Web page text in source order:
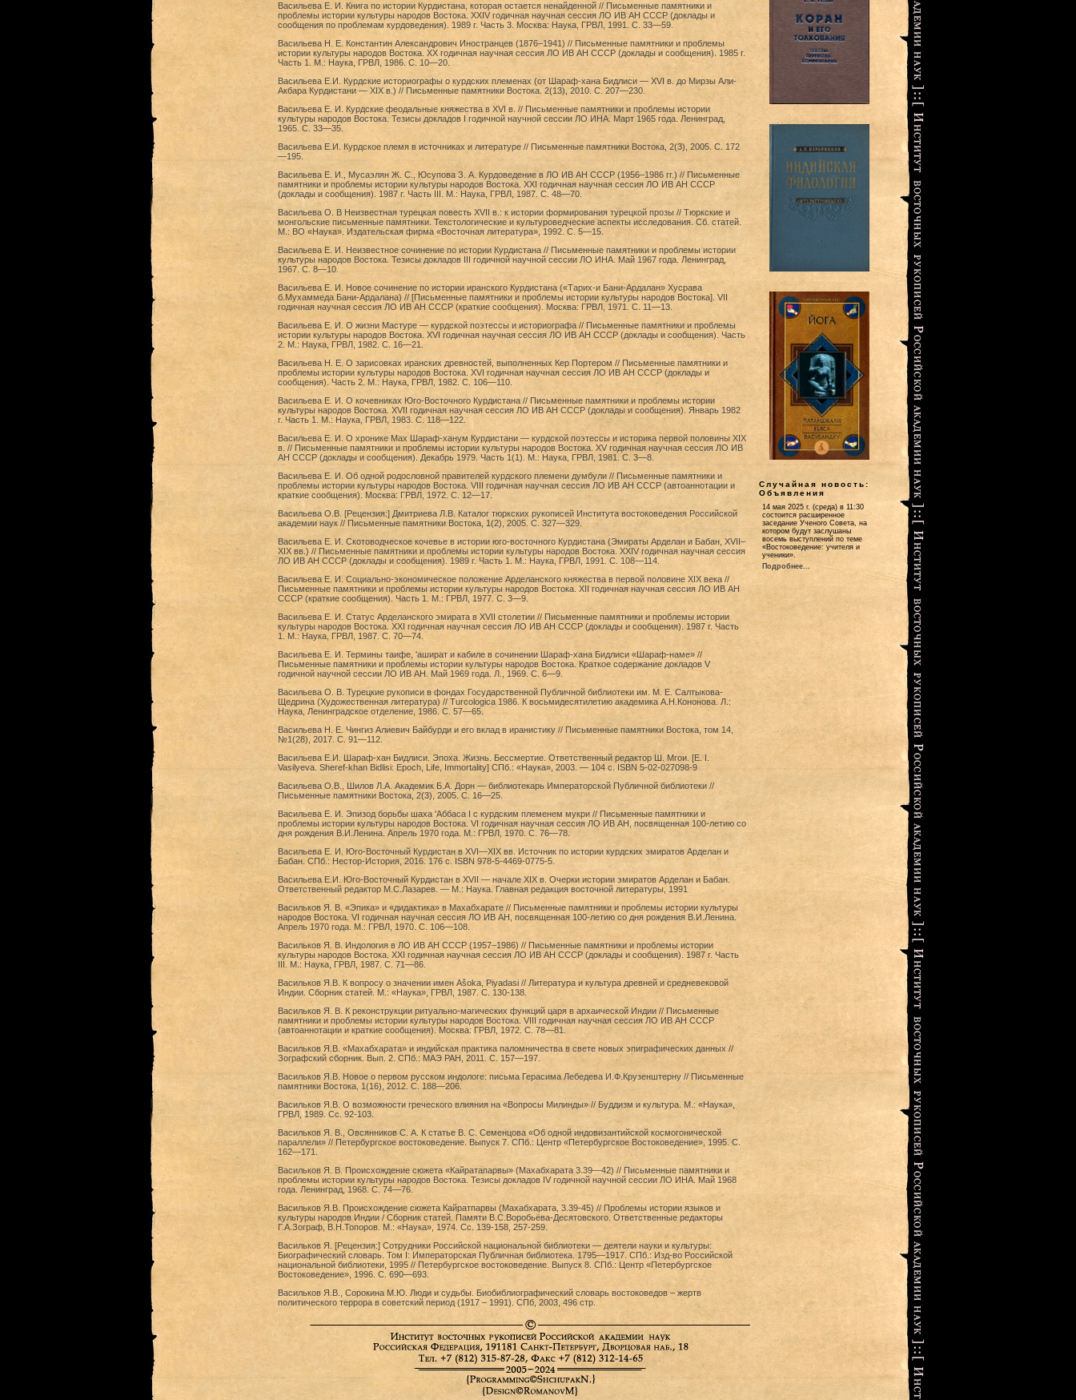
Васильева Е. И. Книга по истории Курдистана, которая остается ненайденной // Письменные памятники и
проблемы истории культуры народов Востока. XXIV годичная научная сессия ЛО ИВ АН СССР (доклады и
сообщения по проблемам курдоведения). 1989 г. Часть 3. Москва: Наука, ГРВЛ, 1991. С. 33—59.
Васильева Н. Е. Константин Александрович Иностранцев (1876–1941) // Письменные памятники и проблемы
истории культуры народов Востока. XX годичная научная сессия ЛО ИВ АН СССР (доклады и сообщения). 1985 г.
Часть 1. М.: Наука, ГРВЛ, 1986. С. 10—20.
Васильева Е.И. Курдские историографы о курдских племенах (от Шараф-хана Бидлиси — XVI в. до Мирзы Али-
Акбара Курдистани — XIX в.) // Письменные памятники Востока. 2(13), 2010. С. 207—230.
Васильева Е. И. Курдские феодальные княжества в XVI в. // Письменные памятники и проблемы истории
культуры народов Востока. Тезисы докладов I годичной научной сессии ЛО ИНА. Март 1965 года. Ленинград,
1965. С. 33—35.
Васильева Е.И. Курдское племя в источниках и литературе // Письменные памятники Востока, 2(3), 2005. С. 172
—195.
Васильева Е. И., Мусаэлян Ж. С., Юсупова З. А. Курдоведение в ЛО ИВ АН СССР (1956–1986 гг.) // Письменные
памятники и проблемы истории культуры народов Востока. XXI годичная научная сессия ЛО ИВ АН СССР
(доклады и сообщения). 1987 г. Часть III. М.: Наука, ГРВЛ, 1987. С. 48—70.
Васильева О. В Неизвестная турецкая повесть XVII в.: к истории формирования турецкой прозы // Тюркские и
монгольские письменные памятники. Текстологические и культуроведческие аспекты исследования. Сб. статей.
М.: ВО «Наука». Издательская фирма «Восточная литература», 1992. С. 5—15.
Васильева Е. И. Неизвестное сочинение по истории Курдистана // Письменные памятники и проблемы истории
культуры народов Востока. Тезисы докладов III годичной научной сессии ЛО ИНА. Май 1967 года. Ленинград,
1967. C. 8—10.
Васильева Е. И. Новое сочинение по истории иранского Курдистана («Тарих-и Бани-Ардалан» Хусрава
б.Мухаммеда Бани-Ардалана) // [Письменные памятники и проблемы истории культуры народов Востока]. VII
годичная научная сессия ЛО ИВ АН СССР (краткие сообщения). Москва: ГРВЛ, 1971. С. 11—13.
Васильева Е. И. О жизни Мастуре — курдской поэтессы и историографа // Письменные памятники и проблемы
истории культуры народов Востока. XVI годичная научная сессия ЛО ИВ АН СССР (доклады и сообщения). Часть
2. М.: Наука, ГРВЛ, 1982. С. 16—21.
Васильева Н. Е. О зарисовках иранских древностей, выполненных Кер Портером // Письменные памятники и
проблемы истории культуры народов Востока. XVI годичная научная сессия ЛО ИВ АН СССР (доклады и
сообщения). Часть 2. М.: Наука, ГРВЛ, 1982. С. 106—110.
Васильева Е. И. О кочевниках Юго-Восточного Курдистана // Письменные памятники и проблемы истории
культуры народов Востока. XVII годичная научная сессия ЛО ИВ АН СССР (доклады и сообщения). Январь 1982
г. Часть 1. М.: Наука, ГРВЛ, 1983. С. 118—122.
Васильева Е. И. О хронике Мах Шараф-ханум Курдистани — курдской поэтессы и историка первой половины XIX
в. // Письменные памятники и проблемы истории культуры народов Востока. XV годичная научная сессия ЛО ИВ
АН СССР (доклады и сообщения). Декабрь 1979. Часть 1(1). М.: Наука, ГРВЛ, 1981. С. 3—8.
Васильева Е. И. Об одной родословной правителей курдского племени думбули // Письменные памятники и
проблемы истории культуры народов Востока. VIII годичная научная сессия ЛО ИВ АН СССР (автоаннотации и
краткие сообщения). Москва: ГРВЛ, 1972. С. 12—17.
Васильева О.В. [Рецензия:] Дмитриева Л.В. Каталог тюркских рукописей Института востоковедения Российской
академии наук // Письменные памятники Востока, 1(2), 2005. С. 327—329.
Васильева Е. И. Скотоводческое кочевье в истории юго-восточного Курдистана (Эмираты Арделан и Бабан, ХVII–
XIX вв.) // Письменные памятники и проблемы истории культуры народов Востока. XXIV годичная научная сессия
ЛО ИВ АН СССР (доклады и сообщения). 1989 г. Часть 1. М.: Наука, ГРВЛ, 1991. С. 108—114.
Васильева Е. И. Социально-экономическое положение Арделанского княжества в первой половине XIX века //
Письменные памятники и проблемы истории культуры народов Востока. XII годичная научная сессия ЛО ИВ АН
СССР (краткие сообщения). Часть 1. М.: ГРВЛ, 1977. С. 3—9.
Васильева Е. И. Статус Арделанского эмирата в XVII столетии // Письменные памятники и проблемы истории
культуры народов Востока. XXI годичная научная сессия ЛО ИВ АН СССР (доклады и сообщения). 1987 г. Часть
1. М.: Наука, ГРВЛ, 1987. С. 70—74.
Васильева Е. И. Термины таифе, 'ашират и кабиле в сочинении Шараф-хана Бидлиси «Шараф-наме» //
Письменные памятники и проблемы истории культуры народов Востока. Краткое содержание докладов V
годичной научной сессии ЛО ИВ АН. Май 1969 года. Л., 1969. C. 6—9.
Васильева О. В. Турецкие рукописи в фондах Государственной Публичной библиотеки им. M. Е. Салтыкова-
Щедрина (Художественная литература) // Turcologica 1986. К восьмидесятилетию академика А.Н.Кононова. Л.:
Наука, Ленинградское отделение, 1986. С. 57—65.
Васильева Н. Е. Чингиз Алиевич Байбурди и его вклад в иранистику // Письменные памятники Востока, том 14,
№1(28), 2017. С. 91—112.
Васильева Е.И. Шараф-хан Бидлиси. Эпоха. Жизнь. Бессмертие. Ответственный редактор Ш. Мгои. [E. I.
Vasilyeva. Sheref-khan Bidlisi: Epoch, Life, Immortality] СПб.: «Наука», 2003. — 104 с. ISBN 5-02-027098-9
Васильева О.В., Шилов Л.А. Академик Б.А. Дорн — библиотекарь Императорской Публичной библиотеки //
Письменные памятники Востока, 2(3), 2005. С. 16—25.
Васильева Е. И. Эпизод борьбы шаха 'Аббаса I с курдским племенем мукри // Письменные памятники и
проблемы истории культуры народов Востока. VI годичная научная сессия ЛО ИВ АН, посвященная 100-летию со
дня рождения В.И.Ленина. Апрель 1970 года. М.: ГРВЛ, 1970. C. 76—78.
Васильева Е. И. Юго-Восточный Курдистан в XVI—XIX вв. Источник по истории курдских эмиратов Арделан и
Бабан. СПб.: Нестор-История, 2016. 176 c. ISBN 978-5-4469-0775-5.
Васильева Е.И. Юго-Восточный Курдистан в XVII — начале XIX в. Очерки истории эмиратов Арделан и Бабан.
Ответственный редактор М.С.Лазарев. — М.: Наука. Главная редакция восточной литературы, 1991
Васильков Я. В. «Эпика» и «дидактика» в Махабхарате // Письменные памятники и проблемы истории культуры
народов Востока. VI годичная научная сессия ЛО ИВ АН, посвященная 100-летию со дня рождения В.И.Ленина.
Апрель 1970 года. М.: ГРВЛ, 1970. C. 106—108.
Васильков Я. В. Индология в ЛО ИВ АН СССР (1957–1986) // Письменные памятники и проблемы истории
культуры народов Востока. XXI годичная научная сессия ЛО ИВ АН СССР (доклады и сообщения). 1987 г. Часть
III. М.: Наука, ГРВЛ, 1987. С. 71—86.
Васильков Я.В. К вопросу о значении имен Аšoka, Piyadasi // Литература и культура древней и средневековой
Индии. Сборник статей. М.: «Наука», ГРВЛ, 1987. С. 130-138.
Васильков Я. В. К реконструкции ритуально-магических функций царя в архаической Индии // Письменные
памятники и проблемы истории культуры народов Востока. VIII годичная научная сессия ЛО ИВ АН СССР
(автоаннотации и краткие сообщения). Москва: ГРВЛ, 1972. С. 78—81.
Васильков Я.В. «Махабхарата» и индийская практика паломничества в свете новых эпиграфических данных //
Зографский сборник. Вып. 2. СПб.: МАЭ РАН, 2011. С. 157—197.
Васильков Я.В. Новое о первом русском индологе: письма Герасима Лебедева И.Ф.Крузенштерну // Письменные
памятники Востока, 1(16), 2012. С. 188—206.
Васильков Я.В. О возможности греческого влияния на «Вопросы Милинды» // Буддизм и культура. М.: «Наука»,
ГРВЛ, 1989. Сс. 92-103.
Васильков Я. В., Овсянников C. А. К статье В. С. Семенцова «Об одной индовизантийской космогонической
параллели» // Петербургское востоковедение. Выпуск 7. СПб.: Центр «Петербургское Востоковедение», 1995. С.
162—171.
Васильков Я. В. Происхождение сюжета «Кайратапарвы» (Махабхарата 3.39—42) // Письменные памятники и
проблемы истории культуры народов Востока. Тезисы докладов IV годичной научной сессии ЛО ИНА. Май 1968
года. Ленинград, 1968. C. 74—76.
Васильков Я.В. Происхождение сюжета Кайратпарвы (Махабхарата, 3.39-45) // Проблемы истории языков и
культуры народов Индии / Сборник статей. Памяти В.С.Воробьёва-Десятовского. Ответственные редакторы
Г.А.Зограф, В.Н.Топоров. М.: «Наука», 1974. Сс. 139-158, 257-259.
Васильков Я. [Рецензия:] Сотрудники Российской национальной библиотеки — деятели науки и культуры:
Биографический словарь. Том I: Императорская Публичная библиотека. 1795—1917. СПб.: Изд-во Российской
национальной библиотеки, 1995 // Петербургское востоковедение. Выпуск 8. СПб.: Центр «Петербургское
Востоковедение», 1996. С. 690—693.
Васильков Я.В., Сорокина М.Ю. Люди и судьбы. Биобиблиографический словарь востоковедов – жертв
политического террора в советский период (1917 – 1991). СПб, 2003, 496 стр.
Случайная новость:
Объявления
14 мая 2025 г. (среда) в 11:30
состоится расширенное
заседание Ученого Совета, на
котором будут заслушаны
восемь выступлений по теме
«Востоковедение: учителя и
ученики».
Подробнее...